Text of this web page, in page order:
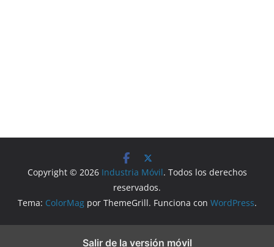
Copyright © 2026 Industria Móvil. Todos los derechos
reservados.
Tema: ColorMagpor ThemeGrill. Funciona con WordPress.
Salir de la versión móvil